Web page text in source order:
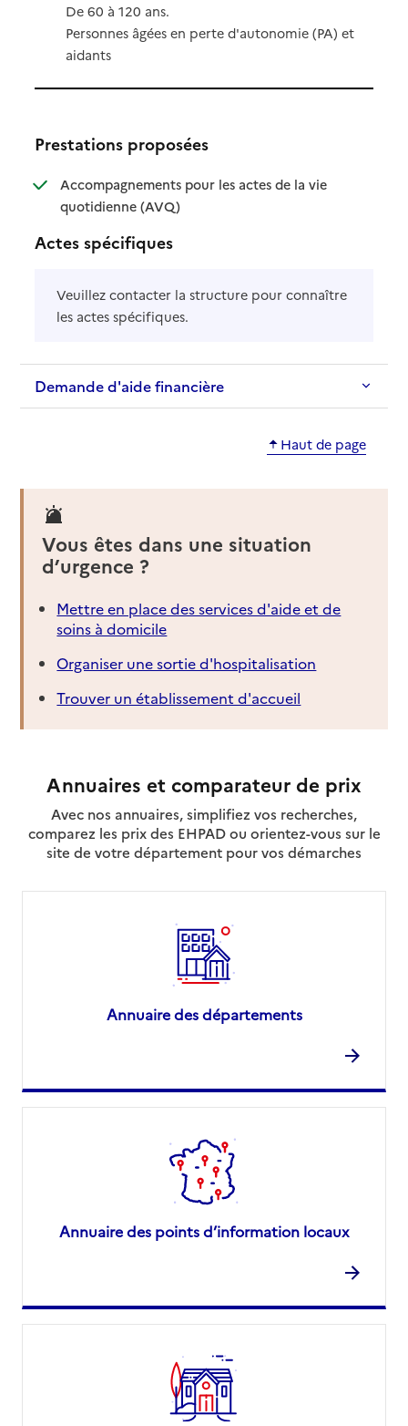
De 60 à 120 ans.
Personnes âgées en perte d'autonomie (PA) et
aidants
Prestations proposées
Accompagnements pour les actes de la vie
quotidienne (AVQ): disponible
: non disponible
Actes spécifiques
Veuillez contacter la structure pour connaître
les actes spécifiques.
Demande d'aide financière
Haut de page
Vous êtes dans une situation
d’urgence ?
Mettre en place des services d'aide et de
soins à domicile
Organiser une sortie d'hospitalisation
Trouver un établissement d'accueil
Annuaires et comparateur de prix
Avec nos annuaires, simplifiez vos recherches,
comparez les prix des EHPAD ou orientez-vous sur le
site de votre département pour vos démarches
Annuaire des départements
Annuaire des points d’information locaux